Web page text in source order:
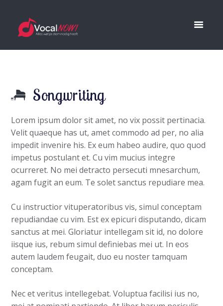
Songwriting
Lorem ipsum dolor sit amet, no vix possit pertinacia.
Velit quaeque has ut, amet commodo ad per, no alia
impedit invenire his. Ex eum habeo audire, quo quod
impetus postulant et. Cu vim mucius integre
ocurreret. No mei detracto persecuti mnesarchum,
agam fugit an eum. Te solet sanctus repudiare mea.
Cu instructior vituperatoribus vis, simul conceptam
repudiandae cu vim. Est ex epicuri disputando, dicam
sanctus at mei. Gloriatur intellegam sit id, no dolore
iisque ius, rebum simul definiebas mei ut. In eos
autem laudem feugait, duo eu noster tamquam
conceptam.
Nec et veritus intellegebat. Voluptua facilisi ius no,